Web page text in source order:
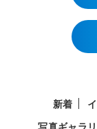
新着
写真ギャラ